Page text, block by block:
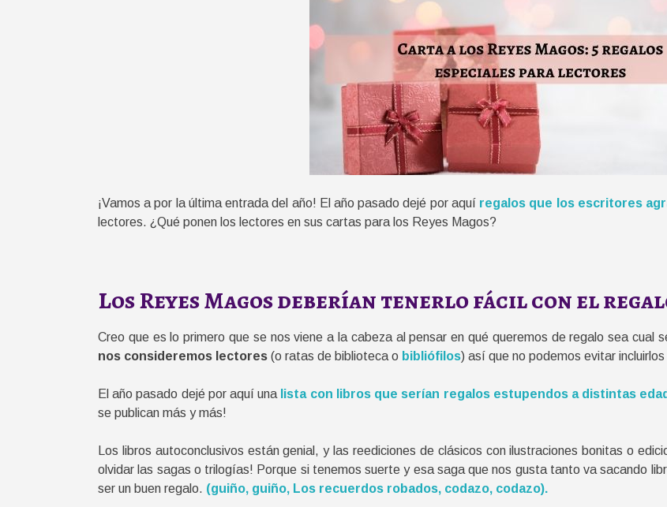
¡Vamos a por la última entrada del año! El año pasado dejé por aquí regalos que los escritores
lectores. ¿Qué ponen los lectores en sus cartas para los Reyes Magos?
Los Reyes Magos deberían tenerlo fácil con el
Creo que es lo primero que se nos viene a la cabeza al pensar en qué queremos de regalo sea cual
nos consideremos lectores (o ratas de biblioteca o bibliófilos) así que no podemos evitar
El año pasado dejé por aquí una lista con libros que serían regalos estupendos a distintas
se publican más y más!
Los libros autoconclusivos están genial, y las reediciones de clásicos con ilustraciones bonitas o
olvidar las sagas o trilogías! Porque si tenemos suerte y esa saga que nos gusta tanto va sacando
ser un buen regalo. (guiño, guiño, Los recuerdos robados, codazo, codazo).